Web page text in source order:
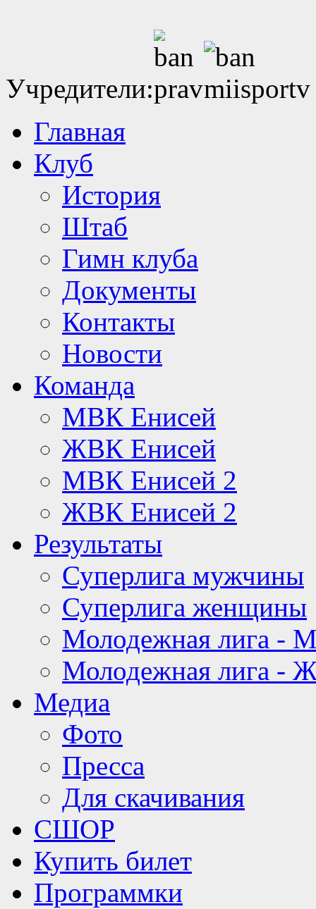
Учредители:
Главная
Клуб
История
Штаб
Гимн клуба
Документы
Контакты
Новости
Команда
МВК Енисей
ЖВК Енисей
МВК Енисей 2
ЖВК Енисей 2
Результаты
Суперлига мужчины
Суперлига женщины
Молодежная лига -
Молодежная лига -
Медиа
Фото
Пресса
Для скачивания
СШОР
Купить билет
Программки